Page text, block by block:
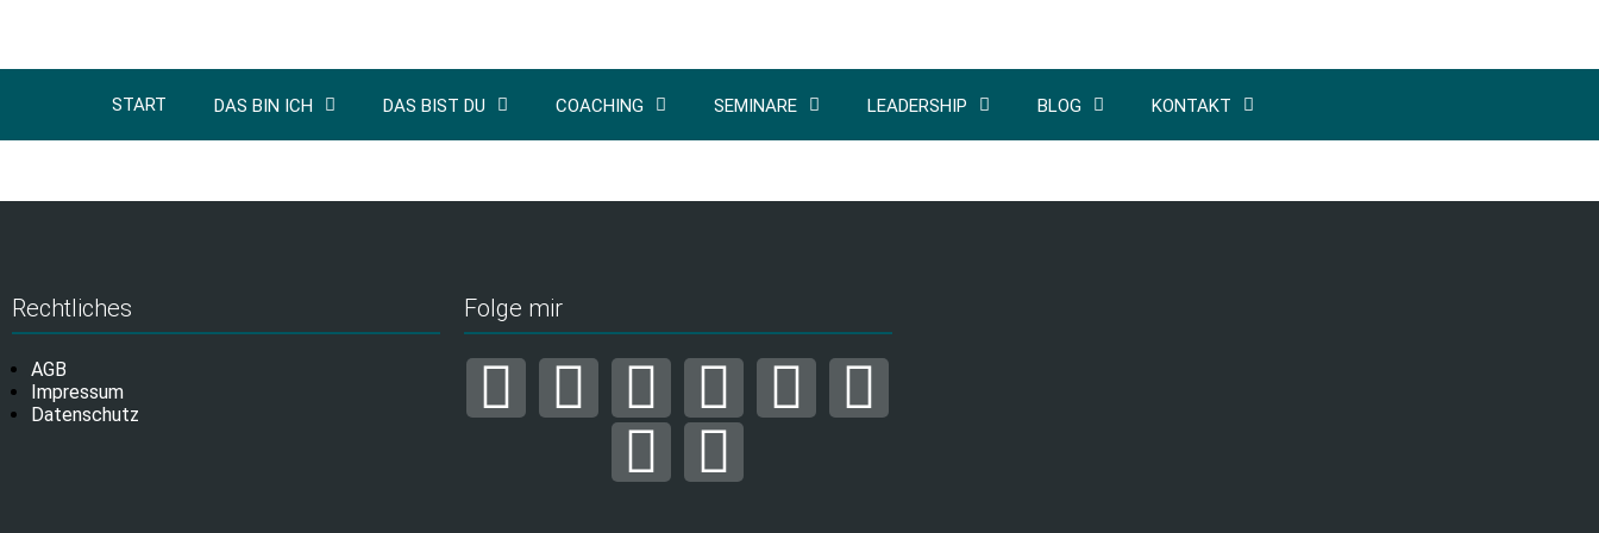
START DAS BIN ICH DAS BIST DU COACHING SEMINARE LEADERSHIP BLOG KONTAKT
Rechtliches
AGB
Impressum
Datenschutz
Folge mir